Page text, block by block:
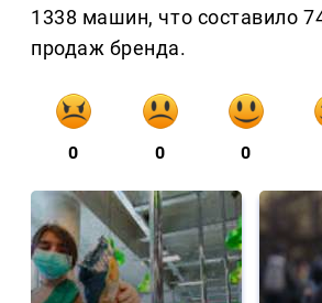
1338 машин, что составило
продаж бренда.
0 0 0